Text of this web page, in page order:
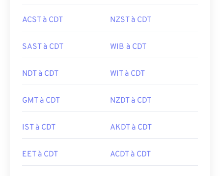
ACST à CDT NZST à CDT
SAST à CDT WIB à CDT
NDT à CDT WIT à CDT
GMT à CDT NZDT à CDT
IST à CDT AKDT à CDT
EET à CDT ACDT à CDT